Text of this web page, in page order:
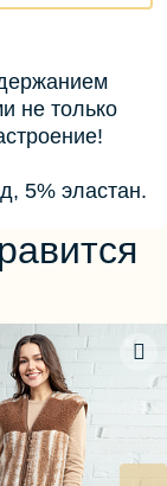
не только
5% эластан.